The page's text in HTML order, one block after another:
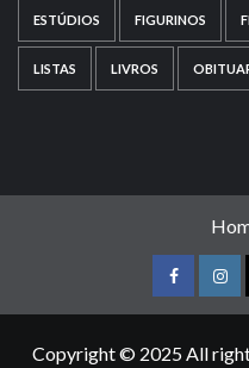
ESTÚDIOS FIGURINOS
LISTAS LIVROS
Facebook
Copyright © 2025 All